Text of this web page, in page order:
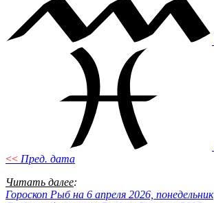
<< Пред. дата
Читать далее:
Гороскоп Рыб на 6 апреля 2026, понедельник